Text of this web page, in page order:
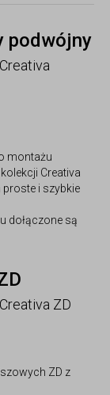
podwójny
montażu
Creativa
proste i szybkie
dołączone są
ZD
ZD z